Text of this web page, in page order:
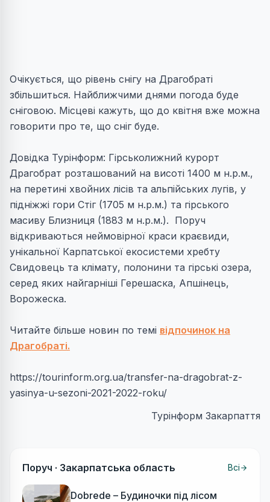
Очікується, що рівень снігу на Драгобраті
збільшиться. Найближчими днями погода буде
сніговою. Місцеві кажуть, що до квітня вже можна
говорити про те, що сніг буде.
Довідка Турінформ: Гірськолижний курорт
Драгобрат розташований на висоті 1400 м н.р.м.,
на перетині хвойних лісів та альпійських лугів, у
підніжжі гори Стіг (1705 м н.р.м.) та гірського
масиву Близниця (1883 м н.р.м.). Поруч
відкриваються неймовірної краси краєвиди,
унікальної Карпатської екосистеми хребту
Свидовець та клімату, полонини та гірські озера,
серед яких найгарніші Герешаска, Апшінець,
Ворожеска.
Читайте більше новин по темі відпочинок на
Драгобраті.
https://tourinform.org.ua/transfer-na-dragobrat-z-
yasinya-u-sezoni-2021-2022-roku/
Турінформ Закарпаття
Поруч · Закарпатська область Всі
Dobrede – Будиночки під лісом